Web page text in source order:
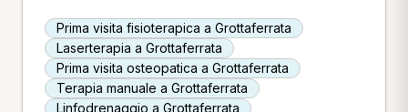
Prima visita fisioterapica a Grottaferrata
Laserterapia a Grottaferrata
Prima visita osteopatica a Grottaferrata
Terapia manuale a Grottaferrata
Linfodrenaggio a Grottaferrata